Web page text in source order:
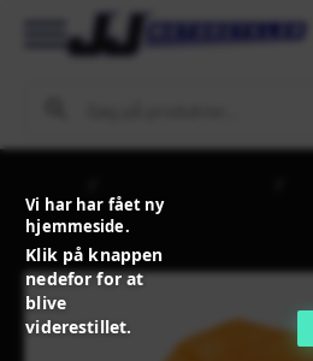
Vi har har fået ny
hjemmeside.
Klik på knappen
nedefor for at
blive
viderestillet.
GP CVR NYLON ATV BIG